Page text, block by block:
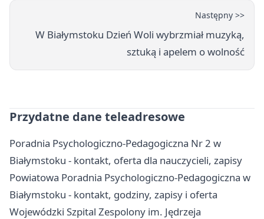
Następny >>
W Białymstoku Dzień Woli wybrzmiał muzyką,
sztuką i apelem o wolność
Przydatne dane teleadresowe
Poradnia Psychologiczno-Pedagogiczna Nr 2 w
Białymstoku - kontakt, oferta dla nauczycieli, zapisy
Powiatowa Poradnia Psychologiczno-Pedagogiczna w
Białymstoku - kontakt, godziny, zapisy i oferta
Wojewódzki Szpital Zespolony im. Jędrzeja